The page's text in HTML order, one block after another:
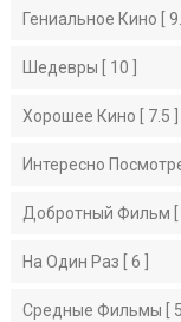
Гениальное Кино [
Шедевры [ 10 ]
Хорошее Кино [ 7.5 ]
Интересно
Добротный Фильм [
На Один Раз [ 6 ]
Средные Фильмы [ 5 ]